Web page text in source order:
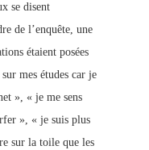
se disent
de l’enquête, une
étaient posées
mes études car je
», « je me sens
», « je suis plus
sur la toile que les